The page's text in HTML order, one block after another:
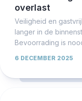
overlast
Veiligheid en
langer in de
Bevoorrading is
6 DECEMBER 2025